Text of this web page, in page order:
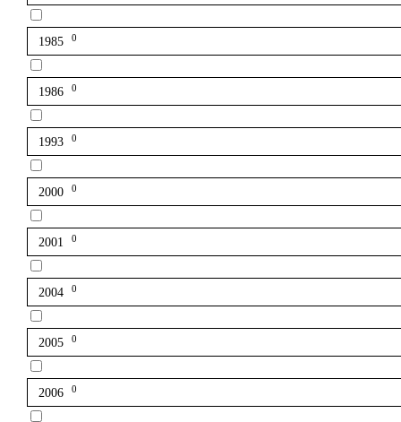
1985 0
1986 0
1993 0
2000 0
2001 0
2004 0
2005 0
2006 0